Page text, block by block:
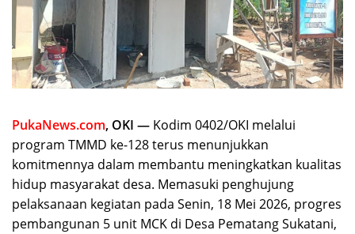
PukaNews.com, OKI — Kodim 0402/OKI melalui
program TMMD ke-128 terus menunjukkan
komitmennya dalam membantu meningkatkan kualitas
hidup masyarakat desa. Memasuki penghujung
pelaksanaan kegiatan pada Senin, 18 Mei 2026, progres
pembangunan 5 unit MCK di Desa Pematang Sukatani,